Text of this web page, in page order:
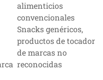
alimenticios
convencionales
Snacks genéricos,
productos de tocador
de marcas no
reconocidas